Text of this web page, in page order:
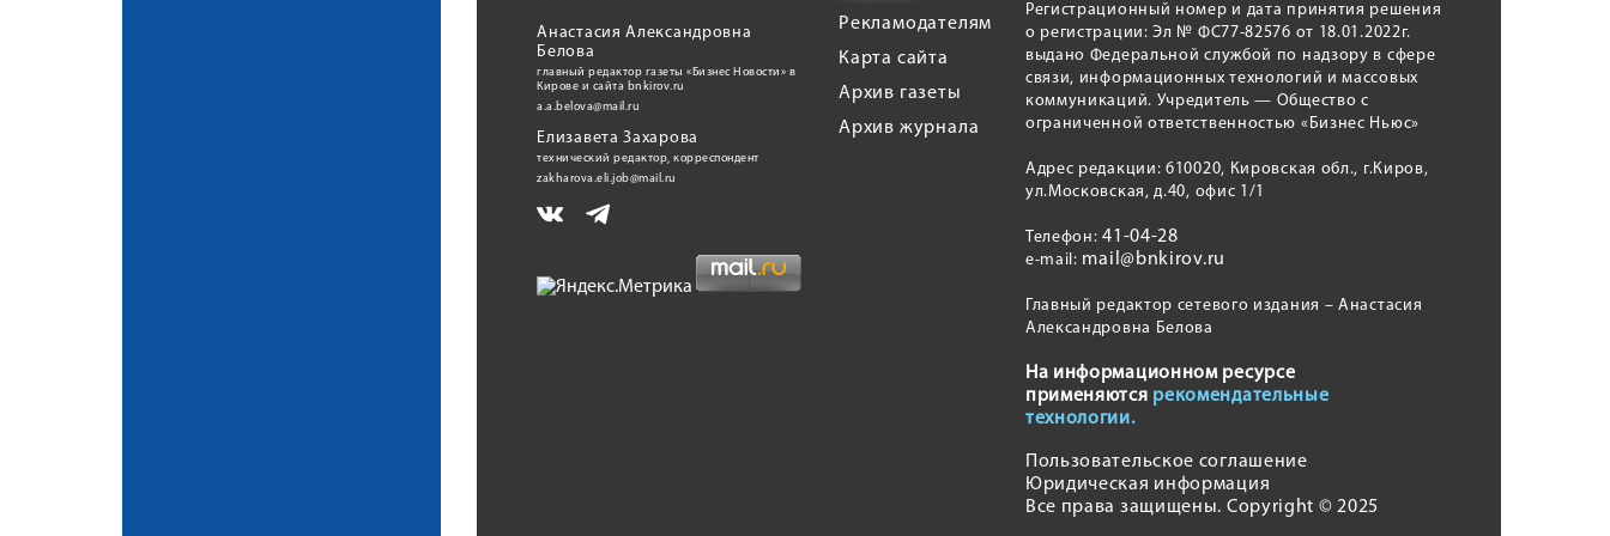
Анастасия Александровна
Белова
главный редактор газеты «Бизнес Новости» в
Кирове и сайта bnkirov.ru
a.a.belova@mail.ru
Елизавета Захарова
технический редактор, корреспондент
zakharova.eli.job@mail.ru
Рекламодателям
Карта сайта
Архив газеты
Архив журнала
Регистрационный номер и дата принятия решения
о регистрации: Эл № ФС77-82576 от 18.01.2022г.
выдано Федеральной службой по надзору в сфере
связи, информационных технологий и массовых
коммуникаций. Учредитель — Общество с
ограниченной ответственностью «Бизнес Ньюс»
Адрес редакции: 610020, Кировская обл., г.Киров,
ул.Московская, д.40, офис 1/1
Телефон:41-04-28
e-mail: mail@bnkirov.ru
Главный редактор сетевого издания – Анастасия
Александровна Белова
На информационном ресурсе
применяются рекомендательные
технологии.
Пользовательское соглашение
Юридическая информация
Все права защищены. Copyright © 2025